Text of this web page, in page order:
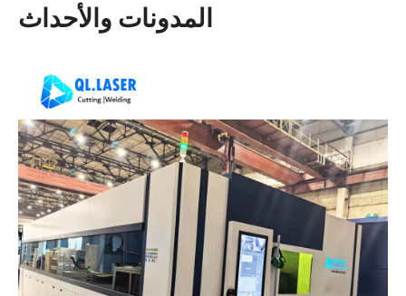
المدونات والأحداث